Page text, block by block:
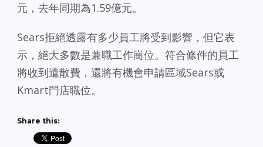
元，去年同期為1.59億元。
Sears拒絕透露有多少員工將受到影響，但它表
示，絕大多數是兼職工作崗位。符合條件的員工
將收到遣散費，還將有機會申請區域Sears或
Kmart門店職位。
Share this: